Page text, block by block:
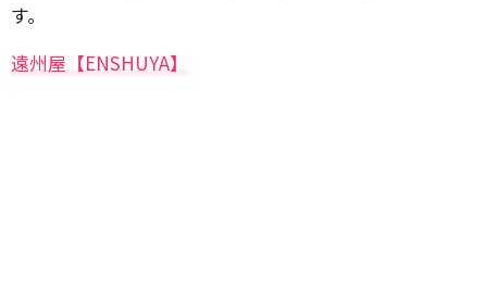
す。
遠州屋【ENSHUYA】